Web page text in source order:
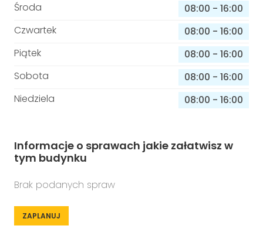
Środa
08:00 - 16:00
Czwartek
08:00 - 16:00
Piątek
08:00 - 16:00
Sobota
08:00 - 16:00
Niedziela
08:00 - 16:00
Informacje o sprawach jakie załatwisz w
tym budynku
Brak podanych spraw
ZAPLANUJ